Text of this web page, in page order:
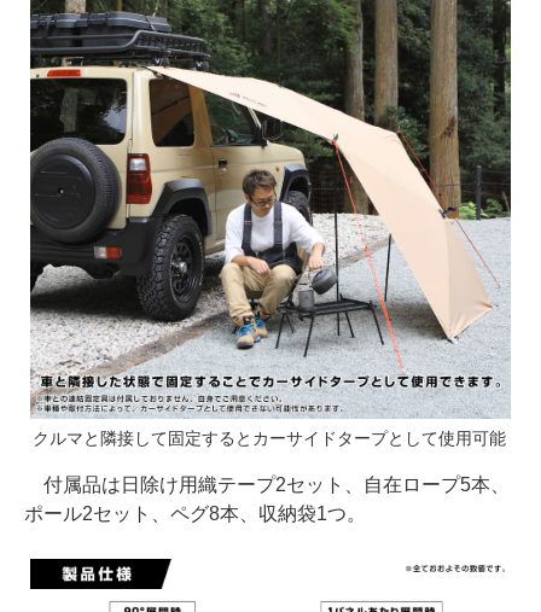
クルマと隣接して固定するとカーサイドタープとして使用可能
付属品は日除け用織テープ2セット、自在ロープ5本、
ポール2セット、ペグ8本、収納袋1つ。